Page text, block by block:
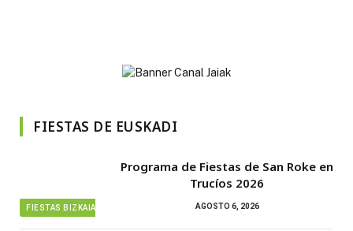
FIESTAS DE EUSKADI
FIESTAS BIZKAIA
Programa de Fiestas de San Roke en
Trucíos 2026
AGOSTO 6, 2026